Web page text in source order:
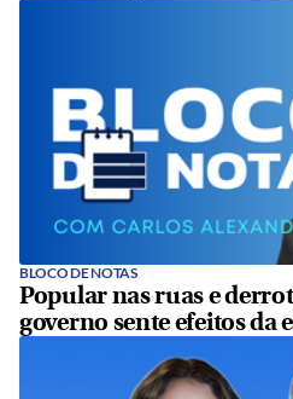
BLOCO DE NOTAS
Popular nas ruas e
governo sente efeitos da